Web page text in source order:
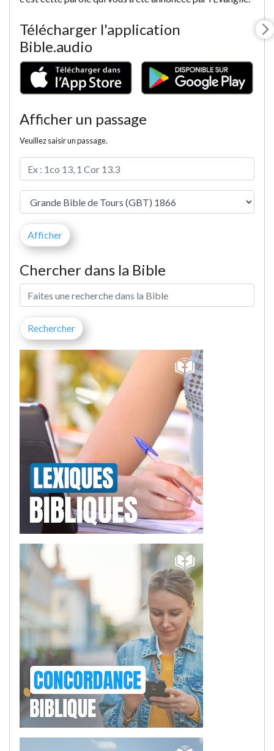
Télécharger l'application
Bible.audio
Afficher un passage
Veuillez saisir un passage.
Chercher dans la Bible